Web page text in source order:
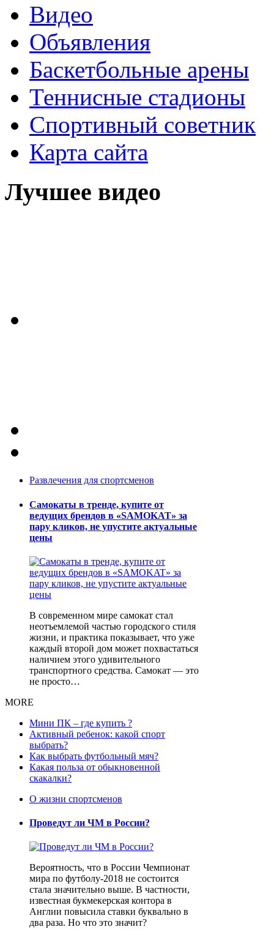
Видео
Объявления
Баскетбольные арены
Теннисные стадионы
Спортивный советник
Карта сайта
Лучшее видео
Развлечения для спортсменов
Самокаты в тренде, купите от
ведущих брендов в «SAMOKAT» за
пару кликов, не упустите актуальные
цены
В современном мире самокат стал
неотъемлемой частью городского стиля
жизни, и практика показывает, что уже
каждый второй дом может похвастаться
наличием этого удивительного
транспортного средства. Самокат — это
не просто…
MORE
Мини ПК – где купить ?
Активный ребенок: какой спорт
выбрать?
Как выбрать футбольный мяч?
Какая польза от обыкновенной
скакалки?
О жизни спортсменов
Проведут ли ЧМ в России?
Вероятность, что в России Чемпионат
мира по футболу-2018 не состоится
стала значительно выше. В частности,
известная букмекерская контора в
Англии повысила ставки буквально в
два раза. Но что это значит?